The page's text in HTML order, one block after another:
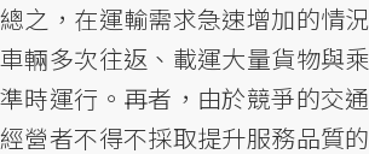
總之，在運輸需求急速增加的情
車輛多次往返、載運大量貨物與
準時運行。再者，由於競爭的交
經營者不得不採取提升服務品質